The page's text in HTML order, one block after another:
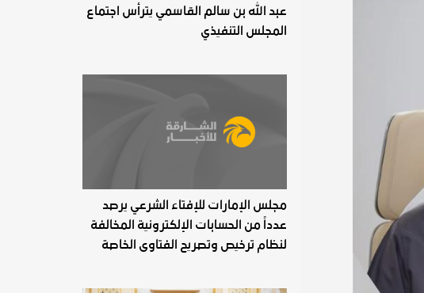
عبد الله بن سالم القاسمي يترأس اجتماع
المجلس التنفيذي
مجلس الإمارات للإفتاء الشرعي يرصد
عدداً من الحسابات الإلكترونية المخالفة
لنظام ترخيص وتصريح الفتاوى الخاصة